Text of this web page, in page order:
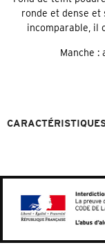
ronde et dense et
incomparable, il
Manche :